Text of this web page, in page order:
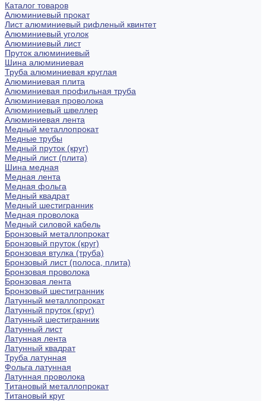
Каталог товаров
Алюминиевый прокат
Лист алюминиевый рифленый квинтет
Алюминиевый уголок
Алюминиевый лист
Пруток алюминиевый
Шина алюминиевая
Труба алюминиевая круглая
Алюминиевая плита
Алюминиевая профильная труба
Алюминиевая проволока
Алюминиевый швеллер
Алюминиевая лента
Медный металлопрокат
Медные трубы
Медный пруток (круг)
Медный лист (плита)
Шина медная
Медная лента
Медная фольга
Медный квадрат
Медный шестигранник
Медная проволока
Медный силовой кабель
Бронзовый металлопрокат
Бронзовый пруток (круг)
Бронзовая втулка (труба)
Бронзовый лист (полоса, плита)
Бронзовая проволока
Бронзовая лента
Бронзовый шестигранник
Латунный металлопрокат
Латунный пруток (круг)
Латунный шестигранник
Латунный лист
Латунная лента
Латунный квадрат
Труба латунная
Фольга латунная
Латунная проволока
Титановый металлопрокат
Титановый круг